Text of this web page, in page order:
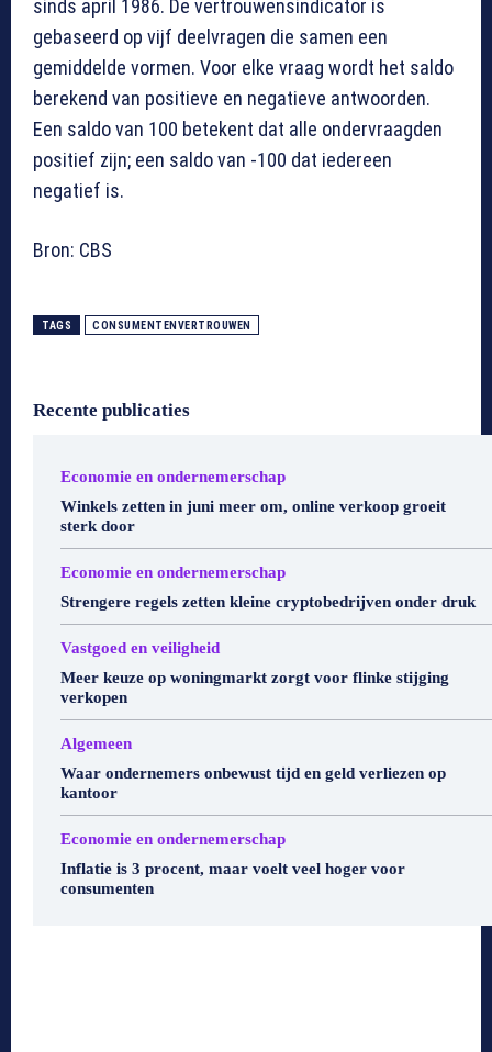
sinds april 1986. De vertrouwensindicator is
gebaseerd op vijf deelvragen die samen een
gemiddelde vormen. Voor elke vraag wordt het saldo
berekend van positieve en negatieve antwoorden.
Een saldo van 100 betekent dat alle ondervraagden
positief zijn; een saldo van -100 dat iedereen
negatief is.
Bron: CBS
TAGS CONSUMENTENVERTROUWEN
Recente publicaties
Economie en ondernemerschap
Winkels zetten in juni meer om, online verkoop groeit
sterk door
Economie en ondernemerschap
Strengere regels zetten kleine cryptobedrijven onder druk
Vastgoed en veiligheid
Meer keuze op woningmarkt zorgt voor flinke stijging
verkopen
Algemeen
Waar ondernemers onbewust tijd en geld verliezen op
kantoor
Economie en ondernemerschap
Inflatie is 3 procent, maar voelt veel hoger voor
consumenten